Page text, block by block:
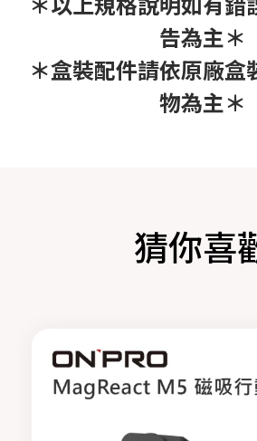
告為主＊
＊盒裝配件請依原廠盒
物為主＊
猜你喜